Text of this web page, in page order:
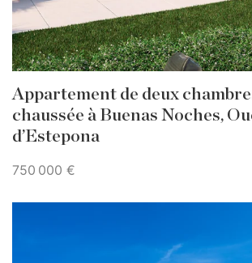
Appartement de deux
chaussée à Buenas Noches,
d’Estepona
750 000 €